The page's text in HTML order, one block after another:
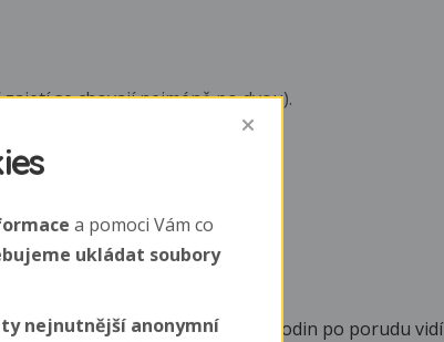
se chovají nejméně po dvou).
pomáhají i ostatní samice.
mají jemnou srst a pár hodin po porudu vidí
a pomoci Vám co
ukládat soubory
nejnutnější anonymní